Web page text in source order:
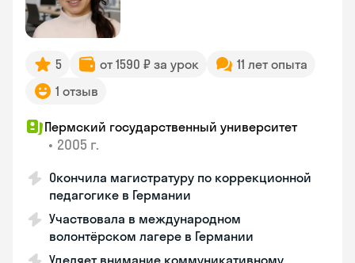
5 от 1590 ₽ за урок
11 лет опыта
1 отзыв
Пермский государственный университет
• 2005 г.
Окончила магистратуру по коррекционной
педагогике в Германии
Участвовала в международном
волонтёрском лагере в Германии
Уделяет внимание коммуникативному